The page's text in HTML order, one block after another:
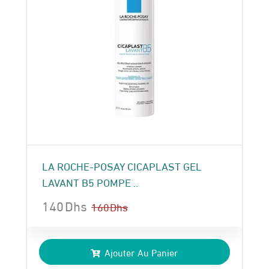
LA ROCHE-POSAY CICAPLAST GEL
LAVANT B5 POMPE ..
160Dhs
prix
initial
140Dhs
prix
actuel
Ajouter Au Panier